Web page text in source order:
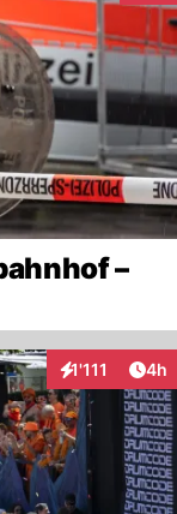
–
1'111
Interaktionen
4h